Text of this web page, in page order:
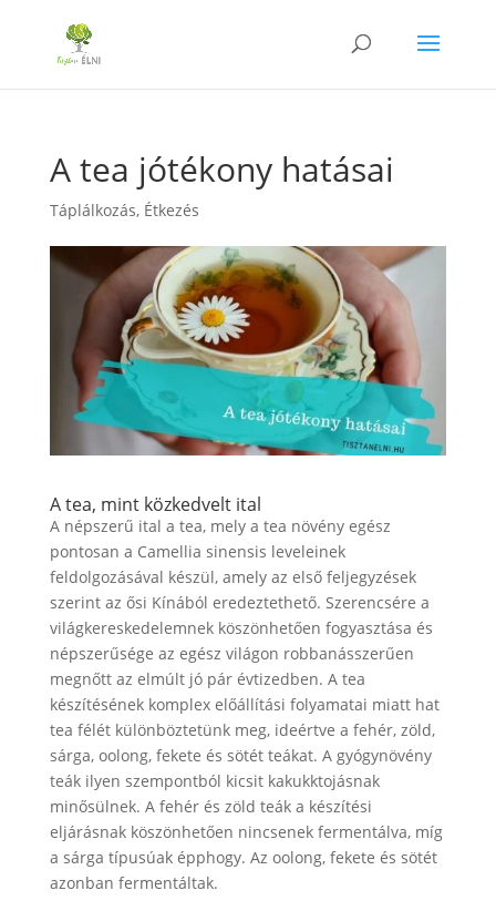
A tea jótékony hatásai
Táplálkozás, Étkezés
A tea, mint közkedvelt ital
A népszerű ital a tea, mely a tea növény egész
pontosan a Camellia sinensis leveleinek
feldolgozásával készül, amely az első feljegyzések
szerint az ősi Kínából eredeztethető. Szerencsére a
világkereskedelemnek köszönhetően fogyasztása és
népszerűsége az egész világon robbanásszerűen
megnőtt az elmúlt jó pár évtizedben. A tea
készítésének komplex előállítási folyamatai miatt hat
tea félét különböztetünk meg, ideértve a fehér, zöld,
sárga, oolong, fekete és sötét teákat. A gyógynövény
teák ilyen szempontból kicsit kakukktojásnak
minősülnek. A fehér és zöld teák a készítési
eljárásnak köszönhetően nincsenek fermentálva, míg
a sárga típusúak épphogy. Az oolong, fekete és sötét
azonban fermentáltak.